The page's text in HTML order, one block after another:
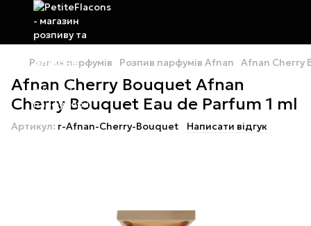
Розпив парфумів Розпив парфумів Afnan Afnan Cherry
Afnan Cherry Bouquet Afnan
Cherry Bouquet Eau de Parfum 1 ml
Артикул: r-Afnan-Cherry-Bouquet Написати відгук